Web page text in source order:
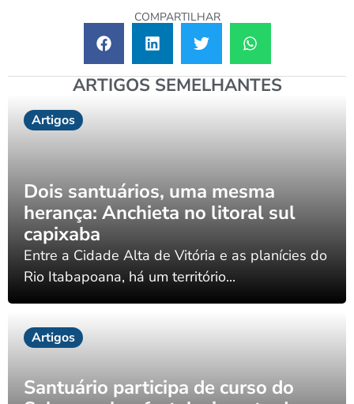
COMPARTILHAR
ARTIGOS SEMELHANTES
Artigos
Dois santuários, uma mesma
herança: Anchieta no litoral sul
capixaba
Entre a Cidade Alta de Vitória e as planícies do
Rio Itabapoana, há um território...
Artigos
Santuário participa de curso do